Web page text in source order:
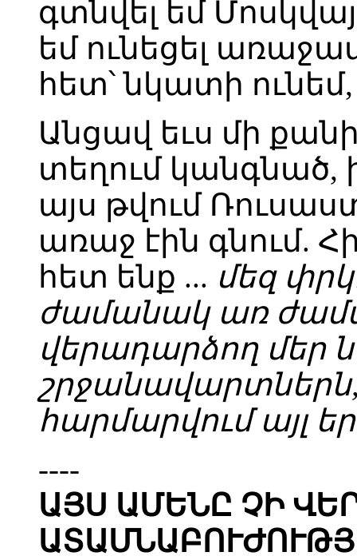
գտնվել եմ
եմ ունեցել
հետ՝ նկատի
Անցավ եւս մի
տեղում կանգնած,
այս թվում
առաջ էին գնում.
հետ ենք ... մեզ
ժամանակ առ
վերադարձող մեր
շրջանավարտներն,
հարմարվում այլ
----
ԱՅՍ ԱՄԵՆԸ ՉԻ